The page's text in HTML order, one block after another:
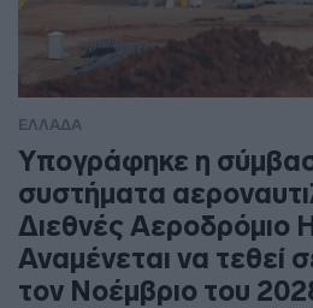
ΕΛΛΑΔΑ
Υπογράφηκε η
συστήματα
Διεθνές Αεροδρόμιο
Αναμένεται να τεθεί
τον Νοέμβριο του